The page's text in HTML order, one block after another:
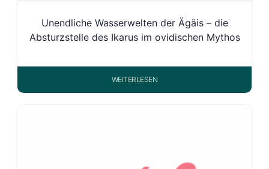
Unendliche Wasserwelten der Ägäis – die
Absturzstelle des Ikarus im ovidischen Mythos
WEITERLESEN